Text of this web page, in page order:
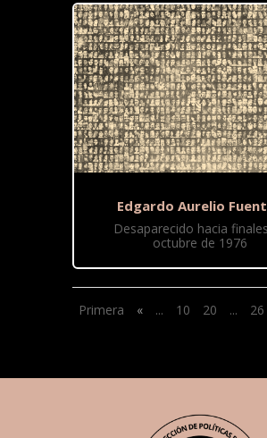
Edgardo Aurelio
Desaparecido hacia
octubre de 1976
Primera « ... 10 20 ... 26